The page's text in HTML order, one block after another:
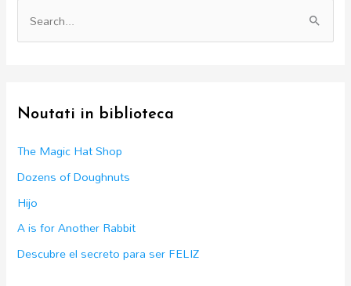
c
h
f
o
:
Noutati in biblioteca
The Magic Hat Shop
Dozens of Doughnuts
Hijo
A is for Another Rabbit
Descubre el secreto para ser FELIZ